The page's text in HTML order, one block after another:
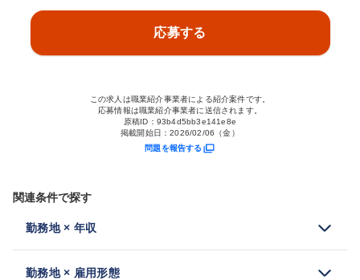
応募する
この求人は職業紹介事業者による紹介案件です。
応募情報は職業紹介事業者に送信されます。
原稿ID： 93b4d5bb3e141e8e
掲載開始日：2026/02/06（金）
問題を報告する
関連条件で探す
勤務地 × 年収
勤務地 × 雇用形態